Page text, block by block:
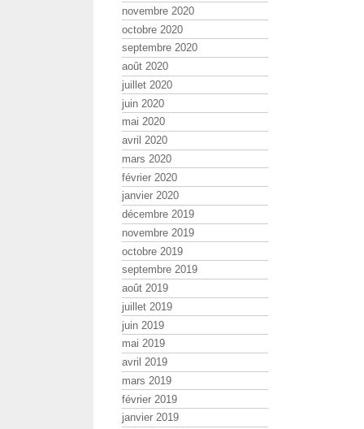
novembre 2020
octobre 2020
septembre 2020
août 2020
juillet 2020
juin 2020
mai 2020
avril 2020
mars 2020
février 2020
janvier 2020
décembre 2019
novembre 2019
octobre 2019
septembre 2019
août 2019
juillet 2019
juin 2019
mai 2019
avril 2019
mars 2019
février 2019
janvier 2019